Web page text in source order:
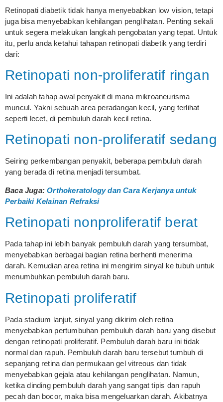
Retinopati diabetik tidak hanya menyebabkan low vision, tetapi
juga bisa menyebabkan kehilangan penglihatan. Penting sekali
untuk segera melakukan langkah pengobatan yang tepat. Untuk
itu, perlu anda ketahui tahapan retinopati diabetik yang terdiri
dari:
Retinopati non-proliferatif ringan
Ini adalah tahap awal penyakit di mana mikroaneurisma
muncul. Yakni sebuah area peradangan kecil, yang terlihat
seperti lecet, di pembuluh darah kecil retina.
Retinopati non-proliferatif sedang
Seiring perkembangan penyakit, beberapa pembuluh darah
yang berada di retina menjadi tersumbat.
Baca Juga:Orthokeratology dan Cara Kerjanya untuk
Perbaiki Kelainan Refraksi
Retinopati nonproliferatif berat
Pada tahap ini lebih banyak pembuluh darah yang tersumbat,
menyebabkan berbagai bagian retina berhenti menerima
darah. Kemudian area retina ini mengirim sinyal ke tubuh untuk
menumbuhkan pembuluh darah baru.
Retinopati proliferatif
Pada stadium lanjut, sinyal yang dikirim oleh retina
menyebabkan pertumbuhan pembuluh darah baru yang disebut
dengan retinopati proliferatif. Pembuluh darah baru ini tidak
normal dan rapuh. Pembuluh darah baru tersebut tumbuh di
sepanjang retina dan permukaan gel vitreous dan tidak
menyebabkan gejala atau kehilangan penglihatan. Namun,
ketika dinding pembuluh darah yang sangat tipis dan rapuh
pecah dan bocor, maka bisa mengeluarkan darah. Akibatnya